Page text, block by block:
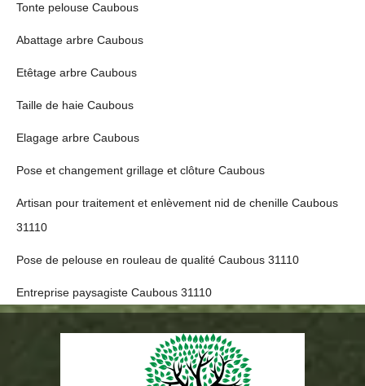
Tonte pelouse Caubous
Abattage arbre Caubous
Etêtage arbre Caubous
Taille de haie Caubous
Elagage arbre Caubous
Pose et changement grillage et clôture Caubous
Artisan pour traitement et enlèvement nid de chenille Caubous
31110
Pose de pelouse en rouleau de qualité Caubous 31110
Entreprise paysagiste Caubous 31110